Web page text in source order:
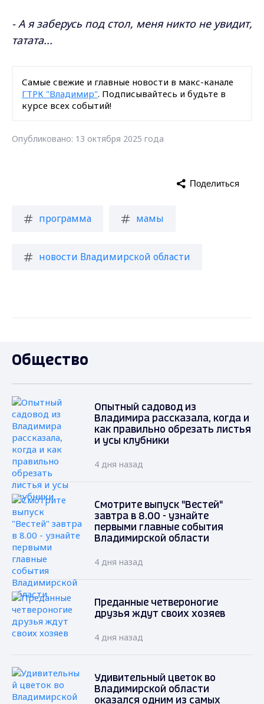
- А я заберусь под стол, меня никто не увидит,
татата...
Самые свежие и главные новости в макс-канале
ГТРК "Владимир". Подписывайтесь и будьте в
курсе всех событий!
Опубликовано: 13 октября 2025 года
программа мамы
новости Владимирской области
Поделиться
Общество
Опытный садовод из
Владимира рассказала, когда и
как правильно обрезать листья
и усы клубники
4 дня назад
Смотрите выпуск "Вестей"
завтра в 8.00 - узнайте
первыми главные события
Владимирской области
4 дня назад
Преданные четвероногие
друзья ждут своих хозяев
4 дня назад
Удивительный цветок во
Владимирской области
оказался одним из самых